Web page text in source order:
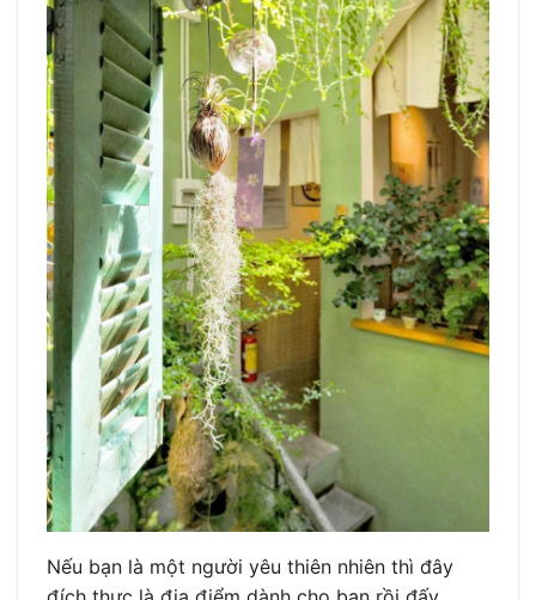
Nếu bạn là một người yêu thiên nhiên thì đây